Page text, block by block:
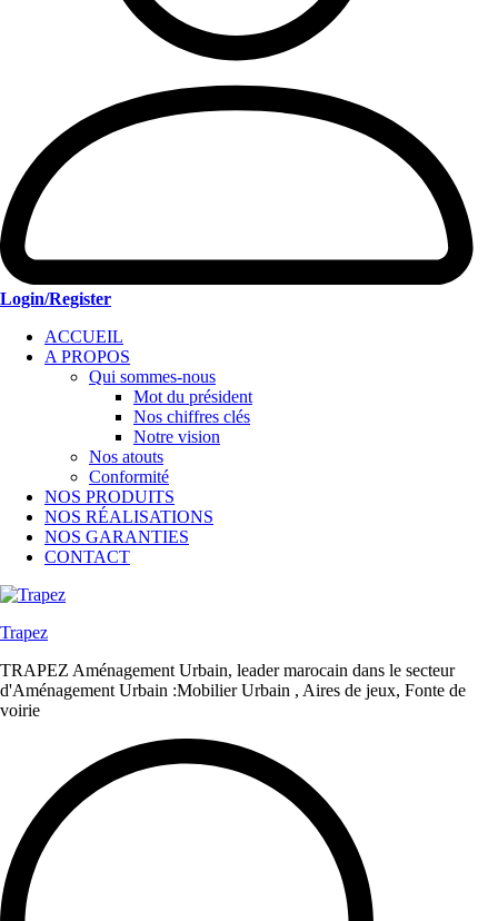
Login/Register
ACCUEIL
A PROPOS
Qui sommes-nous
Mot du président
Nos chiffres clés
Notre vision
Nos atouts
Conformité
NOS PRODUITS
NOS RÉALISATIONS
NOS GARANTIES
CONTACT
Trapez
TRAPEZ Aménagement Urbain, leader marocain dans le secteur
d'Aménagement Urbain :Mobilier Urbain , Aires de jeux, Fonte de
voirie